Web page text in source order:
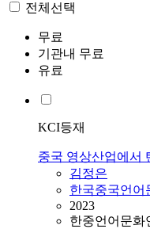
전체선택
무료
기관내 무료
유료
KCI등재
중국 영상산업에서
김정은
한국중국언어
2023
한중언어문화